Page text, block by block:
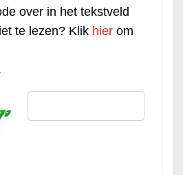
over in het tekstveld
te lezen? Klik hier om